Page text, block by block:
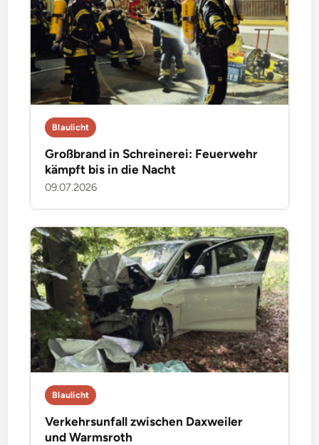
Blaulicht
Großbrand in Schreinerei: Feuerwehr
kämpft bis in die Nacht
09.07.2026
Blaulicht
Verkehrsunfall zwischen Daxweiler
und Warmsroth